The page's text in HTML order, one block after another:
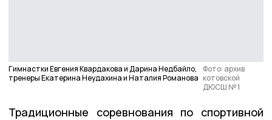
Гимнастки Евгения Квардакова и Дарина Недбайло,
тренеры Екатерина Неудахина и Наталия Романова
Фото: архив
котовской
ДЮСШ № 1
Традиционные соревнования по спортивной